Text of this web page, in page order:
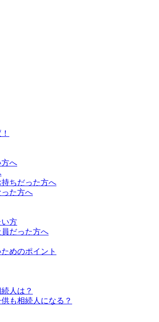
へ
ちだった方へ
た方へ
方
だった方へ
めのポイント
人は？
も相続人になる？